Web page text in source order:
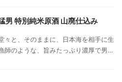
男 特別純米原酒 山廃仕込み
々と、そのままに、日本海を相手に生
師のような、旨みたっぷり濃厚で男ら